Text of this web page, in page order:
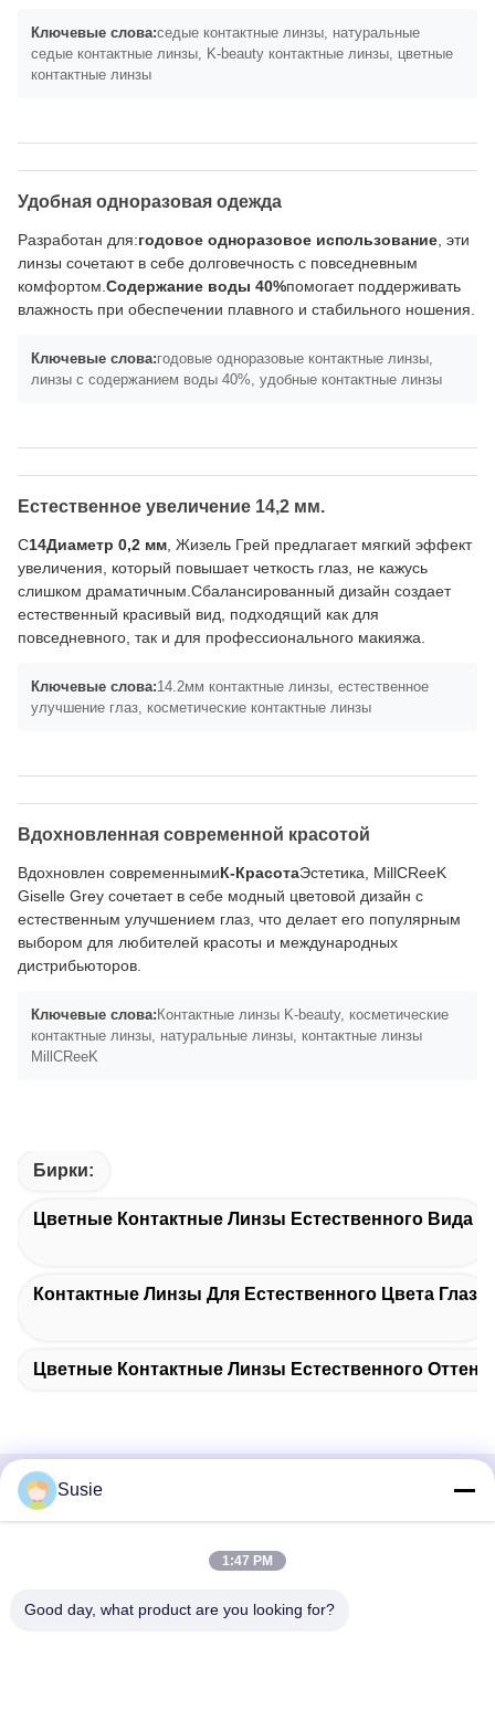
Ключевые слова:седые контактные линзы, натуральные
седые контактные линзы, K-beauty контактные линзы, цветные
контактные линзы
Удобная одноразовая одежда
Разработан для:годовое одноразовое использование , эти
линзы сочетают в себе долговечность с повседневным
комфортом. Содержание воды 40%помогает поддерживать
влажность при обеспечении плавного и стабильного ношения.
Ключевые слова:годовые одноразовые контактные линзы,
линзы с содержанием воды 40%, удобные контактные линзы
Естественное увеличение 14,2 мм.
С14Диаметр 0,2 мм , Жизель Грей предлагает мягкий эффект
увеличения, который повышает четкость глаз, не кажусь
слишком драматичным.Сбалансированный дизайн создает
естественный красивый вид, подходящий как для
повседневного, так и для профессионального макияжа.
Ключевые слова:14.2мм контактные линзы, естественное
улучшение глаз, косметические контактные линзы
Вдохновленная современной красотой
Вдохновлен современнымиК-КрасотаЭстетика, MillCReeK
Giselle Grey сочетает в себе модный цветовой дизайн с
естественным улучшением глаз, что делает его популярным
выбором для любителей красоты и международных
дистрибьюторов.
Ключевые слова: Контактные линзы K-beauty, косметические
контактные линзы, натуральные линзы, контактные линзы
MillCReeK
Бирки:
Цветные Контактные Линзы Естественного Вида
Контактные Линзы Для Естественного Цвета Глаз
Цветные Контактные Линзы Естественного
Быстрый контакт
Первая улица Чжунъи, район Юхуа, Чанша, Хунань,
Susie
1:47 PM
Good day, what product are you looking for?